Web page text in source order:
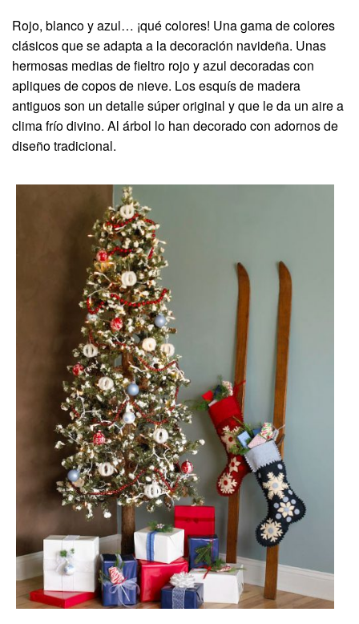
Rojo, blanco y azul… ¡qué colores! Una gama de colores
clásicos que se adapta a la decoración navideña. Unas
hermosas medias de fieltro rojo y azul decoradas con
apliques de copos de nieve. Los esquís de madera
antiguos son un detalle súper original y que le da un aire a
clima frío divino. Al árbol lo han decorado con adornos de
diseño tradicional.